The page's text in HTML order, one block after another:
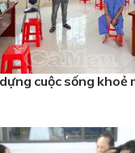
cuộc sống khoẻ